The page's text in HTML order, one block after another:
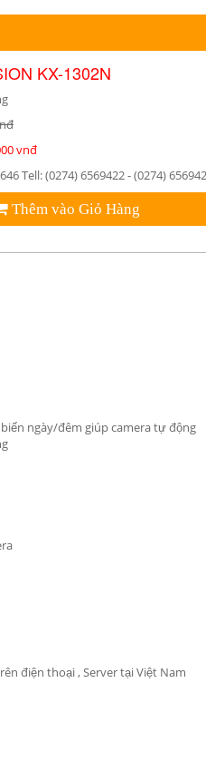
KX-1302N
vnđ
Tell: (0274) 6569422 - (0274)
Thêm vào Giỏ Hàng
ngày/đêm giúp camera tự động
điện thoại , Server tại Việt Nam